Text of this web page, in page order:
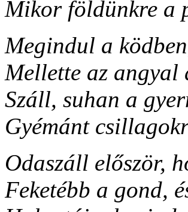
Mikor földünkre a
Megindul a
Mellette az angyal
Száll, suhan a
Gyémánt
Odaszáll először,
Feketébb a gond,